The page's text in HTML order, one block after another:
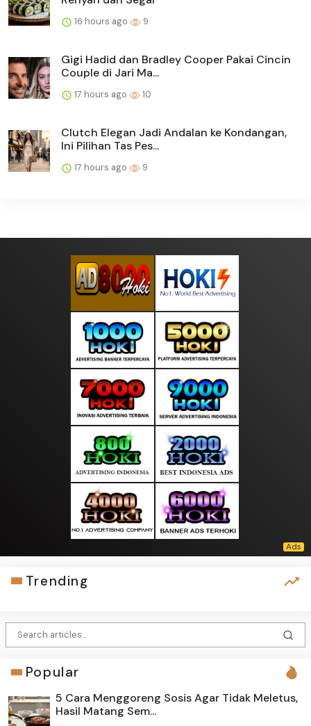
16 hours ago 9
Gigi Hadid dan Bradley Cooper Pakai Cincin
Couple di Jari Ma...
17 hours ago 10
Clutch Elegan Jadi Andalan ke Kondangan,
Ini Pilihan Tas Pes...
17 hours ago 9
Trending
Popular
5 Cara Menggoreng Sosis Agar Tidak Meletus,
Hasil Matang Sem...